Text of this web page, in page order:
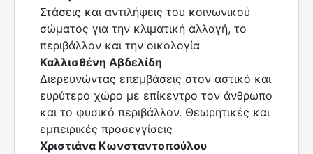
Στάσεις και αντιλήψεις του κοινωνικού
σώματος για την κλιματική αλλαγή, το
περιβάλλον και την οικολογία
Καλλισθένη Αβδελίδη
Διερευνώντας επεμβάσεις στον αστικό και
ευρύτερο χώρο με επίκεντρο τον άνθρωπο
και το φυσικό περιβάλλον. Θεωρητικές και
εμπειρικές προσεγγίσεις
Χριστιάνα Κωνσταντοπούλου